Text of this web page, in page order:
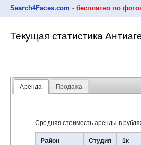
Search4Faces.com - бесплатно по
Текущая статистика
Аренда Продажа
Средняя стоимость аренды в
Район Студия 1к